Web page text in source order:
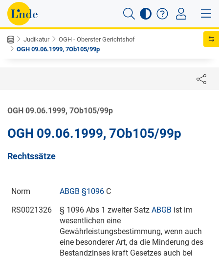
Judikatur
OGH - Oberster Gerichtshof
OGH 09.06.1999, 7Ob105/99p
OGH 09.06.1999, 7Ob105/99p
OGH 09.06.1999, 7Ob105/99p
Rechtssätze
Norm ABGB §1096 C
RS0021326
§ 1096 Abs 1 zweiter Satz ABGB ist im
wesentlichen eine
Gewährleistungsbestimmung, wenn auch
eine besonderer Art, da die Minderung des
Bestandzinses kraft Gesetzes auch bei